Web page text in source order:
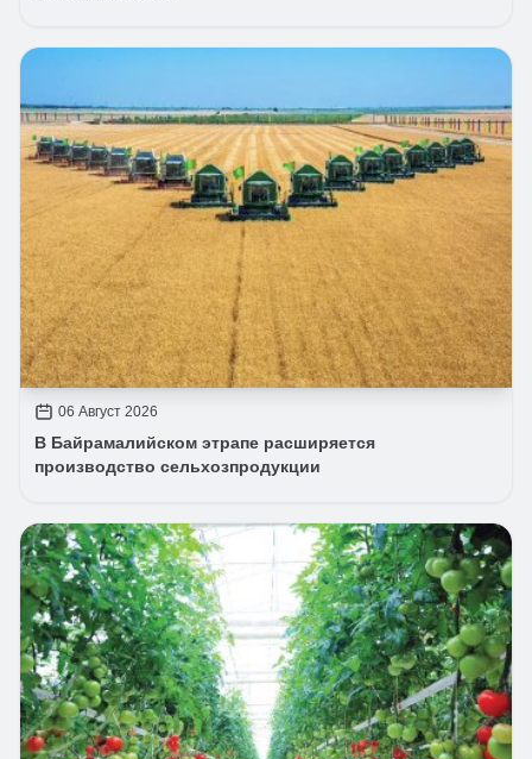
06 Август 2026
В Байрамалийском этрапе расширяется
производство сельхозпродукции